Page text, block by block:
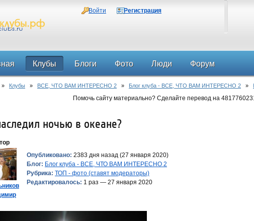
Войти Регистрация
Клубы Блоги Фото Люди Форум
» Клубы » ВСЕ, ЧТО ВАМ ИНТЕРЕСНО 2 » Блог клуба - ВСЕ, ЧТО ВАМ ИНТЕРЕСНО 2 »
Помочь сайту материально? Сделайте перевод на
ночью в океане?
Опубликовано: 2383 дня назад (27 января 2020)
Блог: Блог клуба - ВСЕ, ЧТО ВАМ ИНТЕРЕСНО 2
Рубрика: ТОП - фото (ставят модераторы)
Редактировалось: 1 раз — 27 января 2020